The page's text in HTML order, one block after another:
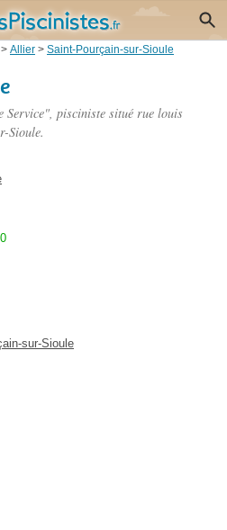
> Allier > Saint-Pourçain-sur-Sioule
Service", pisciniste situé rue louis
Sioule.
sur-Sioule